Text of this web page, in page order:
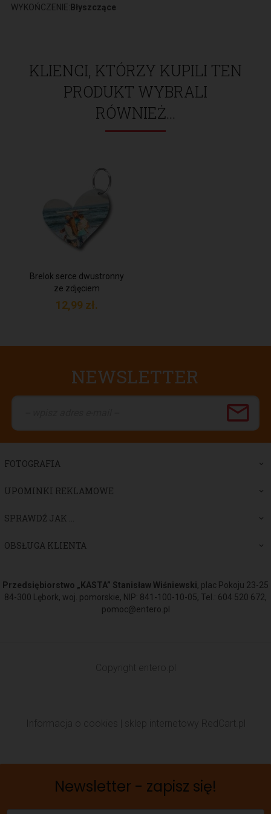
WYKOŃCZENIE: Błyszczące
KLIENCI, KTÓRZY KUPILI TEN
PRODUKT WYBRALI
RÓWNIEŻ...
Brelok serce dwustronny
ze zdjęciem
12,99 zł.
NEWSLETTER
FOTOGRAFIA
UPOMINKI REKLAMOWE
SPRAWDŹ JAK ...
OBSŁUGA KLIENTA
Przedsiębiorstwo „KASTA” Stanisław Wiśniewski, plac Pokoju 23-25
84-300 Lębork, woj. pomorskie, NIP: 841-100-10-05, Tel.: 604 520 672,
pomoc@entero.pl
Copyright entero.pl
Informacja o cookies sklep internetowy RedCart.pl
Newsletter - zapisz się!